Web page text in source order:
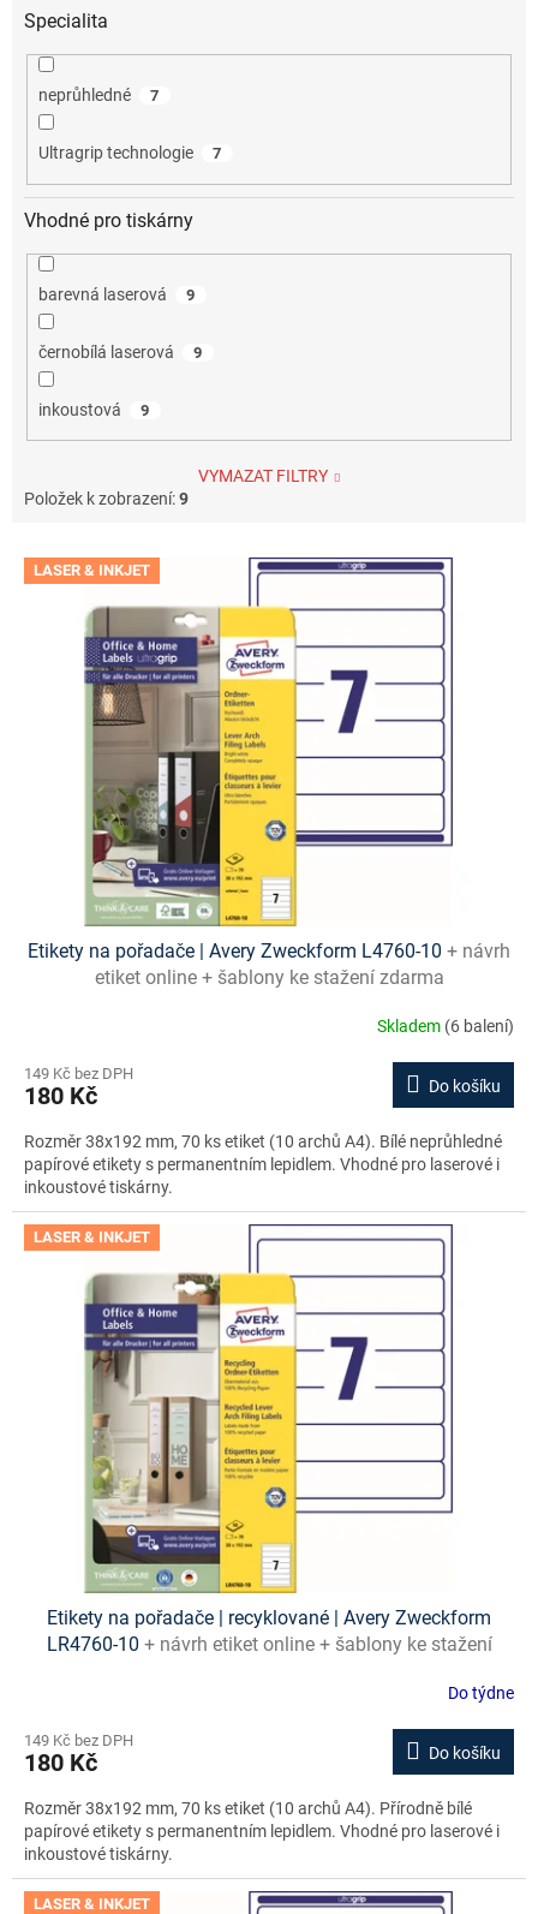
Specialita
neprůhledné 7
Ultragrip technologie 7
Vhodné pro tiskárny
barevná laserová 9
černobílá laserová 9
inkoustová 9
VYMAZAT FILTRY
Položek k zobrazení:9
V LASER & INKJET
Etikety na pořadače | Avery Zweckform L4760-10 + návrh
etiket online + šablony ke stažení zdarma
Skladem (6 balení)
149 Kč bez DPH
180 Kč Do košíku
Rozměr 38x192 mm, 70 ks etiket (10 archů A4). Bílé neprůhledné
papírové etikety s permanentním lepidlem. Vhodné pro laserové i
inkoustové tiskárny.
LASER & INKJET
Etikety na pořadače | recyklované | Avery Zweckform
LR4760-10 + návrh etiket online + šablony ke stažení
Do týdne
149 Kč bez DPH
180 Kč Do košíku
Rozměr 38x192 mm, 70 ks etiket (10 archů A4). Přírodně bílé
papírové etikety s permanentním lepidlem. Vhodné pro laserové i
inkoustové tiskárny.
LASER & INKJET